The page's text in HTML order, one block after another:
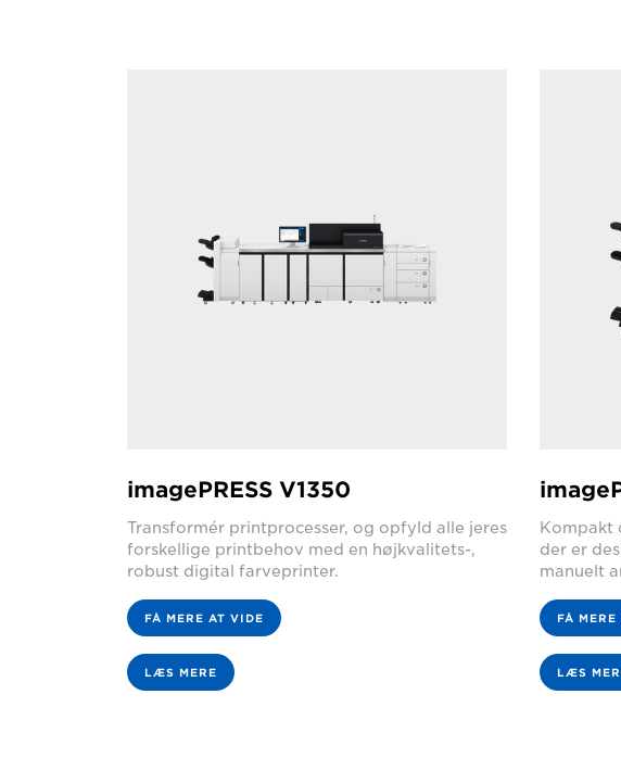
imagePRESS V1350
Transformér printprocesser, og opfyld alle jeres
forskellige printbehov med en højkvalitets-,
robust digital farveprinter.
FÅ MERE AT VIDE
LÆS MERE
Kompakt
der er
manuelt
FÅ
LÆS